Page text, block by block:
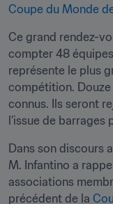
Coupe du Monde
Ce grand rendez-
compter 48
représente le plus
compétition.
connus. Ils seront
l’issue de barrages
Dans son discours
M. Infantino a
associations
précédent de la